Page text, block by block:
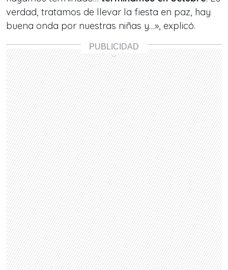
verdad, tratamos de llevar la fiesta en paz, hay
buena onda por nuestras niñas y…», explicó.